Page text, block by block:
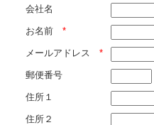
会社名
お名前 *
メールアドレス *
郵便番号
住所１
住所２